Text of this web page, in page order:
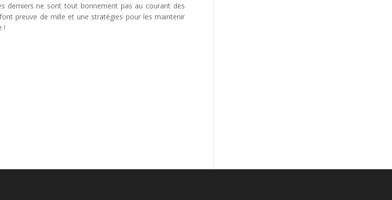
derniers ne sont tout bonnement pas au courant des
preuve de mille et une stratégies pour les maintenir
!